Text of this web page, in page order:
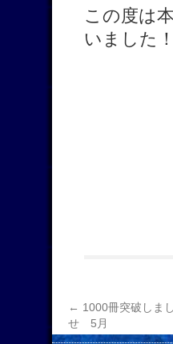
この度は
いました！
← 1000冊突破しま
せ 5月